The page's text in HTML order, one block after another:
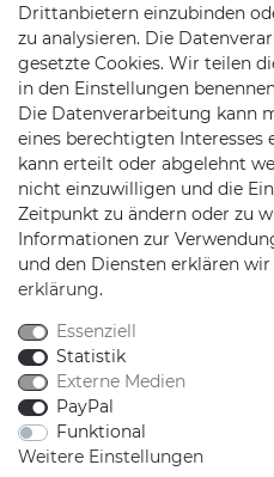
Schnellversand
2026 Schnellversand
*Alle Preise inkl.
Drittanbietern einzubinden
zu analysieren. Die
gesetzte Cookies. Wir teilen
in den Einstellungen
Die Datenverarbeitung kann
eines berechtigten
kann erteilt oder abgelehnt
nicht einzuwilligen und die
Zeitpunkt zu ändern oder zu
Informationen zur
und den Diensten erklären
erklärung.
Essenziell
Statistik
Externe Medien
PayPal
Funktional
Weitere Einstellungen